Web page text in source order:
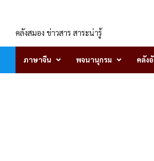
contentคลังสมอง ข่าวสาร สาระน่ารู้
ภาษาจีน พจนานุกรม คลัง